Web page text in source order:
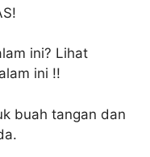
ini? Lihat
ini !!
buah tangan dan